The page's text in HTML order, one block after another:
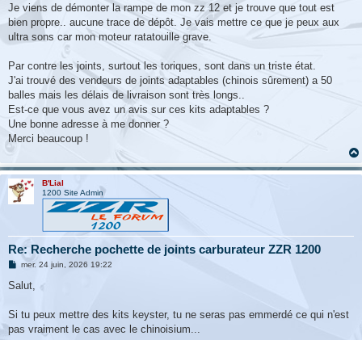
a
g
Je viens de démonter la rampe de mon zz 12 et je trouve que tout est
bien propre.. aucune trace de dépôt. Je vais mettre ce que je peux aux
ultra sons car mon moteur ratatouille grave.
Par contre les joints, surtout les toriques, sont dans un triste état.
J'ai trouvé des vendeurs de joints adaptables (chinois sûrement) a 50
balles mais les délais de livraison sont très longs..
Est-ce que vous avez un avis sur ces kits adaptables ?
Une bonne adresse à me donner ?
Merci beaucoup !
B'Lial
1200 Site Admin
Re: Recherche pochette de joints carburateur ZZR 1200
M
s
g
mer. 24 juin, 2026 19:22
Salut,
Si tu peux mettre des kits keyster, tu ne seras pas emmerdé ce qui n'est
pas vraiment le cas avec le chinoisium...